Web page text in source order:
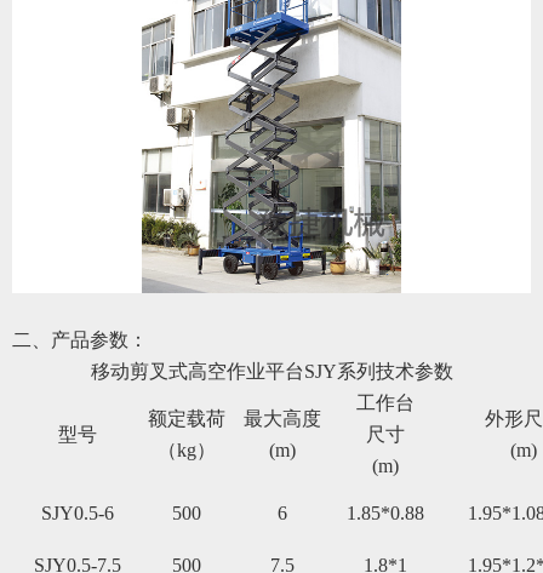
二、产品参数：
移动剪叉式高空作业平台SJY系列 技术参数
型号
额定载荷
（kg）
最大高度
(m)
工作台
尺寸
(m)
外形
(m)
SJY0.5-6 500 6 1.85*0.88
SJY0.5-7.5 500 7.5 1.8*1